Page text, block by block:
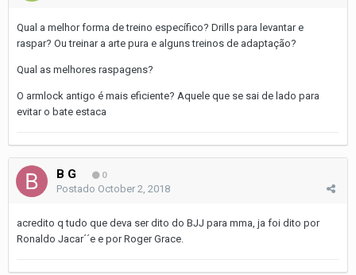
Qual a melhor forma de treino específico? Drills para levantar e
raspar? Ou treinar a arte pura e alguns treinos de adaptação?
Qual as melhores raspagens?
O armlock antigo é mais eficiente? Aquele que se sai de lado para
evitar o bate estaca
B G 0
Postado October 2, 2018
acredito q tudo que deva ser dito do BJJ para mma, ja foi dito por
Ronaldo Jacar´´e e por Roger Grace.